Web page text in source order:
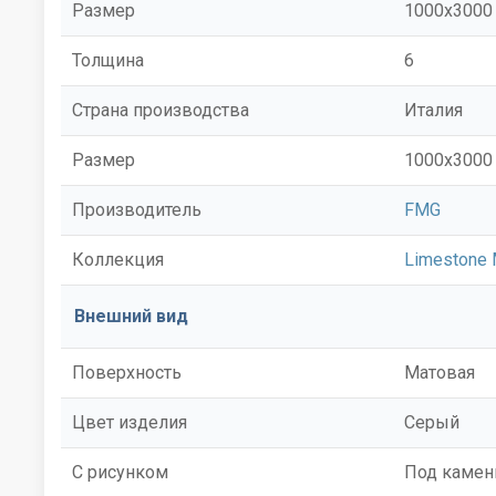
Размер 1000x3000
Толщина 6
Страна производства Италия
Размер 1000x3000
Производитель FMG
Коллекция Limestone
Внешний вид
Поверхность Матовая
Цвет изделия Серый
С рисунком Под